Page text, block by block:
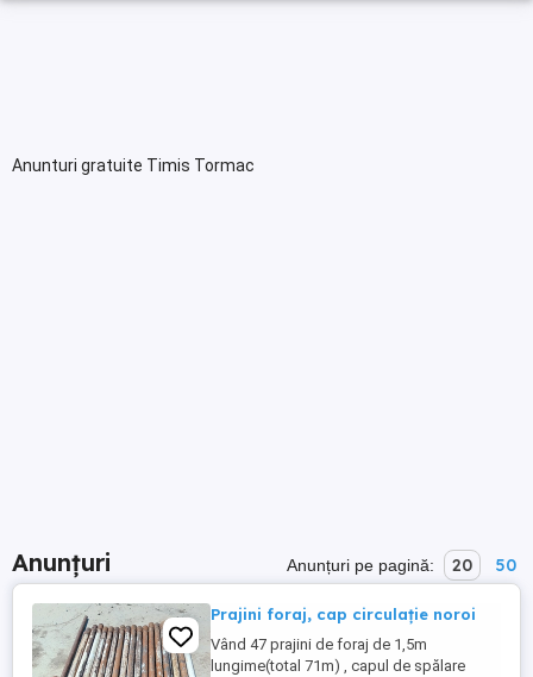
Anunturi gratuite Timis Tormac
Anunțuri Anunțuri pe pagină: 20 50
Prajini foraj, cap circulație noroi
Vând 47 prajini de foraj de 1,5m
lungime(total 71m) , capul de spălare